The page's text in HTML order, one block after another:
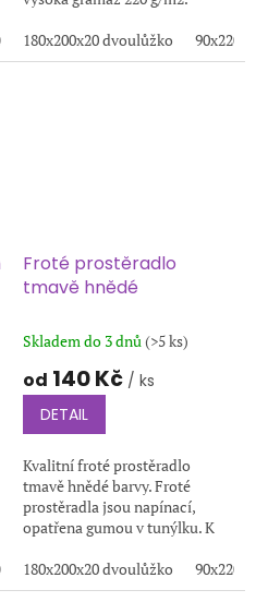
200x220x20 100x200x20
materiál pro pohodlný spánek.
180x200x20 dvoulůžko
200x220x20 100x200x20
Froté prostěradlo
tmavě hnědé
Skladem do 3 dnů(>5 ks)
od 140 Kč / ks
DETAIL
Kvalitní froté prostěradlo
tmavě hnědé barvy. Froté
prostěradla jsou napínací,
opatřena gumou v tunýlku. K
používána kvalitní froté
tkanina s...
180x200x20 dvoulůžko